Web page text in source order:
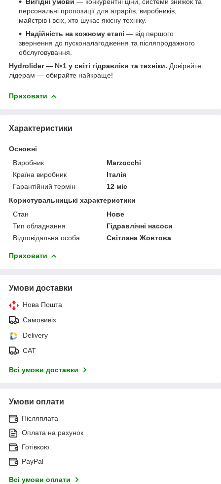
персональні пропозиції для аграріїв, виробників,
майстрів і всіх, хто шукає якісну техніку.
Надійність на кожному етапі — від першого
звернення до пусконалагодження та післяпродажного
обслуговування.
Hydrolider — №1 у світі гідравліки та техніки. Довіряйте
лідерам — обирайте найкраще!
Приховати
Характеристики
Основні
Виробник
Marzocchi
Країна виробник
Італія
Гарантійний термін
12 міс
Користувальницькі характеристики
Стан
Нове
Тип обладнання
Гідравлічні насоси
Відповідальна особа
Світлана Жовтова
Приховати
Умови доставки
Нова Пошта
Самовивіз
Delivery
САТ
Всі умови доставки
Умови оплати
Післяплата
Оплата на рахунок
Готівкою
PayPal
Всі умови оплати